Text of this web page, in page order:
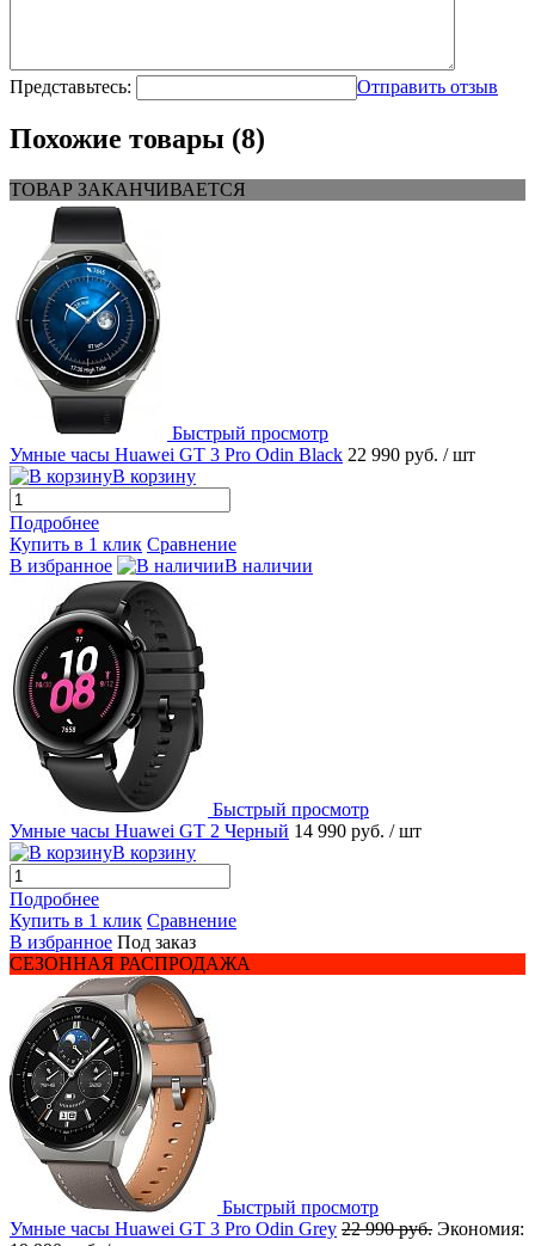
Представьтесь: Отправить отзыв
Похожие товары (8)
ТОВАР ЗАКАНЧИВАЕТСЯ
Быстрый просмотр
Умные часы Huawei GT 3 Pro Odin Black 22 990 руб. / шт
В корзину
Подробнее
Купить в 1 клик Сравнение
В избранное
В наличии
Быстрый просмотр
Умные часы Huawei GT 2 Черный 14 990 руб. / шт
В корзину
Подробнее
Купить в 1 клик Сравнение
В избранное Под заказ
СЕЗОННАЯ РАСПРОДАЖА
Быстрый просмотр
Умные часы Huawei GT 3 Pro Odin Grey 22 990 руб. Экономия: